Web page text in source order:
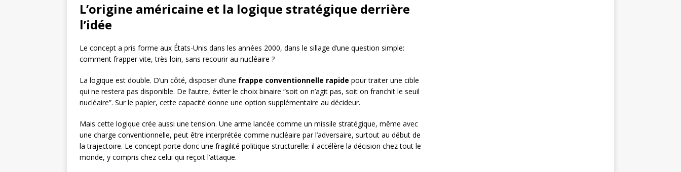
L’origine américaine et la logique stratégique derrière
l’idée
Le concept a pris forme aux États-Unis dans les années 2000, dans le sillage d’une question simple:
comment frapper vite, très loin, sans recourir au nucléaire ?
La logique est double. D’un côté, disposer d’une frappe conventionnelle rapide pour traiter une cible
qui ne restera pas disponible. De l’autre, éviter le choix binaire “soit on n’agit pas, soit on franchit le seuil
nucléaire”. Sur le papier, cette capacité donne une option supplémentaire au décideur.
Mais cette logique crée aussi une tension. Une arme lancée comme un missile stratégique, même avec
une charge conventionnelle, peut être interprétée comme nucléaire par l’adversaire, surtout au début de
la trajectoire. Le concept porte donc une fragilité politique structurelle: il accélère la décision chez tout le
monde, y compris chez celui qui reçoit l’attaque.